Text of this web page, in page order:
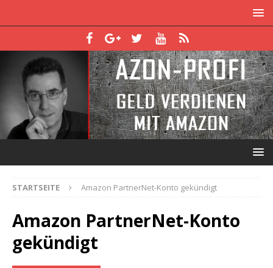
STARTSEITE Amazon PartnerNet-Konto gekündigt
Amazon PartnerNet-Konto
gekündigt